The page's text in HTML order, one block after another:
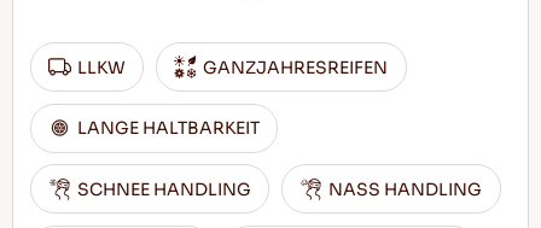
LLKW GANZJAHRESREIFEN
LANGE HALTBARKEIT
SCHNEE HANDLING NASS HANDLING